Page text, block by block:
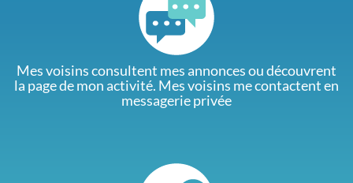
Mes voisins consultent mes annonces ou découvrent
la page de mon activité. Mes voisins me contactent en
messagerie privée